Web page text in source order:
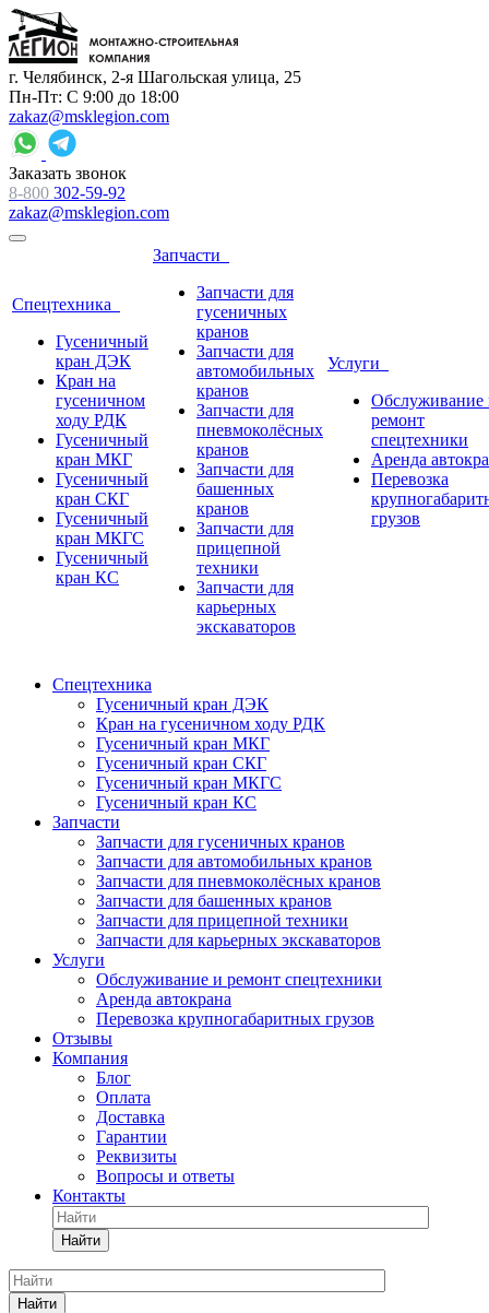
г. Челябинск, 2-я Шагольская улица, 25
Пн-Пт: С 9:00 до 18:00
zakaz@msklegion.com
Заказать звонок
8-800 302-59-92
zakaz@msklegion.com
Спецтехника
Гусеничный
кран ДЭК
Кран на
гусеничном
ходу РДК
Гусеничный
кран МКГ
Гусеничный
кран СКГ
Гусеничный
кран МКГС
Гусеничный
кран КС
Запчасти
Запчасти для
гусеничных
кранов
Запчасти для
автомобильных
кранов
Запчасти для
пневмоколёсных
кранов
Запчасти для
башенных
кранов
Запчасти для
прицепной
техники
Запчасти для
карьерных
экскаваторов
Услуги
Обслуживание
ремонт
спецтехники
Аренда
Перевозка
грузов
Спецтехника
Гусеничный кран ДЭК
Кран на гусеничном ходу РДК
Гусеничный кран МКГ
Гусеничный кран СКГ
Гусеничный кран МКГС
Гусеничный кран КС
Запчасти
Запчасти для гусеничных кранов
Запчасти для автомобильных кранов
Запчасти для пневмоколёсных кранов
Запчасти для башенных кранов
Запчасти для прицепной техники
Запчасти для карьерных экскаваторов
Услуги
Обслуживание и ремонт спецтехники
Аренда автокрана
Перевозка крупногабаритных грузов
Отзывы
Компания
Блог
Оплата
Доставка
Гарантии
Реквизиты
Вопросы и ответы
Контакты
Найти
Найти